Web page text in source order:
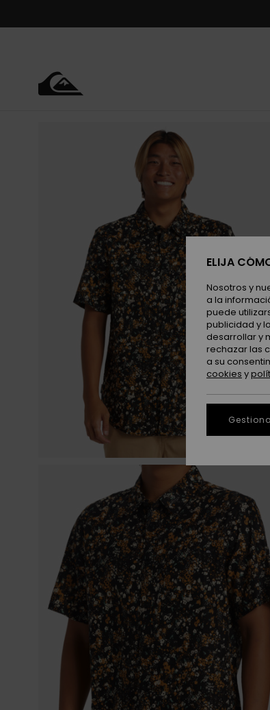
del
ELIJA
Nosotros y
a la
puede
publicidad y
desarrollar y
rechazar las
a su
cookies y